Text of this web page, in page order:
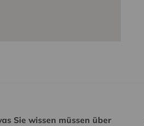
Sie wissen müssen über